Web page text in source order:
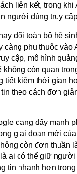
liên kết, trong khi
người dùng truy
đổi toàn bộ hệ
càng phụ thuộc vào
cập, mô hình
không còn quan
tiết kiệm thời gian
theo cách đơn
đang đẩy mạnh
giai đoạn mới
còn đơn thuần
là ai có thể giữ
tin nhanh hơn trong